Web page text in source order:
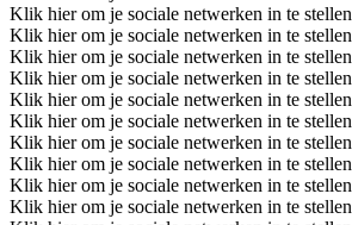
Klik hier om je sociale netwerken in te stellen
Klik hier om je sociale netwerken in te stellen
Klik hier om je sociale netwerken in te stellen
Klik hier om je sociale netwerken in te stellen
Klik hier om je sociale netwerken in te stellen
Klik hier om je sociale netwerken in te stellen
Klik hier om je sociale netwerken in te stellen
Klik hier om je sociale netwerken in te stellen
Klik hier om je sociale netwerken in te stellen
Klik hier om je sociale netwerken in te stellen